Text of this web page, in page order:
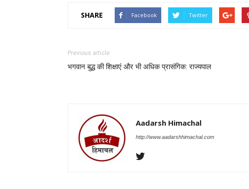
SHARE Facebook Twitter
Previous article
भगवान बुद्ध की शिक्षाएं और भी अधिक प्रासंगिक: राज्यपाल
Aadarsh Himachal
http://www.aadarshhimachal.com